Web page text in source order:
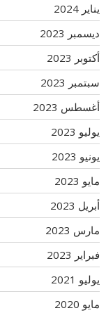
يناير 2024
ديسمبر 2023
أكتوبر 2023
سبتمبر 2023
أغسطس 2023
يوليو 2023
يونيو 2023
مايو 2023
أبريل 2023
مارس 2023
فبراير 2023
يوليو 2021
مايو 2020